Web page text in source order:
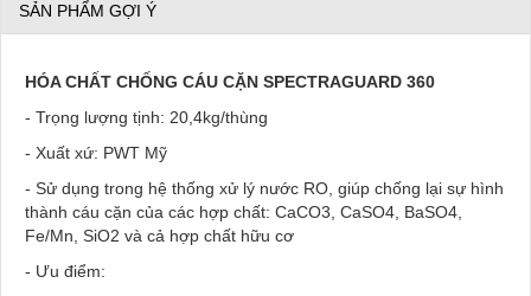
SẢN PHẨM GỢI Ý
HÓA CHẤT CHỐNG CÁU CẶN SPECTRAGUARD 360
- Trọng lượng tịnh: 20,4kg/thùng
- Xuất xứ: PWT Mỹ
- Sử dụng trong hệ thống xử lý nước RO, giúp chống lại sự hình
thành cáu cặn của các hợp chất: CaCO3, CaSO4, BaSO4,
Fe/Mn, SiO2 và cả hợp chất hữu cơ
- Ưu điểm: